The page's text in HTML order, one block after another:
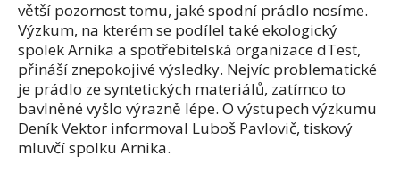
větší pozornost tomu, jaké spodní prádlo nosíme.
Výzkum, na kterém se podílel také ekologický
spolek Arnika a spotřebitelská organizace dTest,
přináší znepokojivé výsledky. Nejvíc problematické
je prádlo ze syntetických materiálů, zatímco to
bavlněné vyšlo výrazně lépe. O výstupech výzkumu
Deník Vektor informoval Luboš Pavlovič, tiskový
mluvčí spolku Arnika.